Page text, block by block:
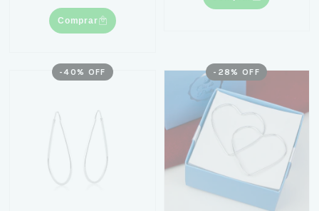
Comprar
-40 % OFF - 28 % OFF